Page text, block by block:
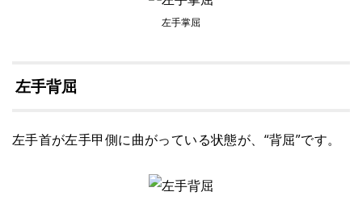
左手掌屈
左手背屈
左手首が左手甲側に曲がっている状態が、“背屈”です。